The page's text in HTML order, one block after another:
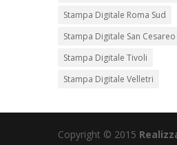
Stampa Digitale Roma Sud
Stampa Digitale San Cesareo
Stampa Digitale Tivoli
Stampa Digitale Velletri
Copyright © 2015